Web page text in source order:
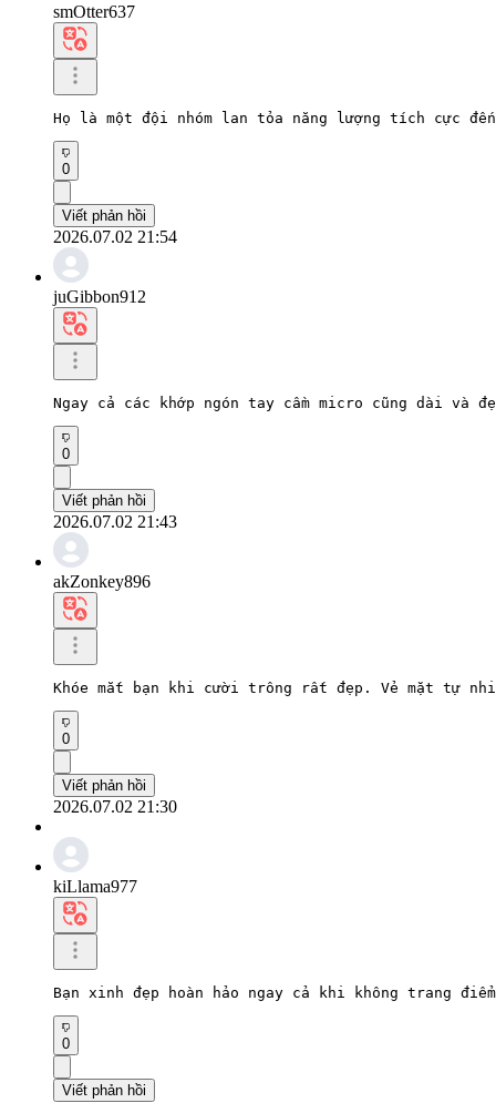
smOtter637
Họ là một đội nhóm lan tỏa năng lượng tích cực
0
Viết phản hồi
2026.07.02 21:54
juGibbon912
Ngay cả các khớp ngón tay cầm micro cũng dài và
0
Viết phản hồi
2026.07.02 21:43
akZonkey896
Khóe mắt bạn khi cười trông rất đẹp. Vẻ mặt tự
0
Viết phản hồi
2026.07.02 21:30
kiLlama977
Bạn xinh đẹp hoàn hảo ngay cả khi không trang
0
Viết phản hồi